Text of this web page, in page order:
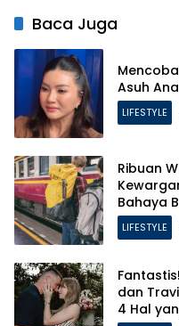
Baca Juga
Asuh
LIFESTYLE
Ribuan
Bahaya
LIFESTYLE
dan
4 Hal